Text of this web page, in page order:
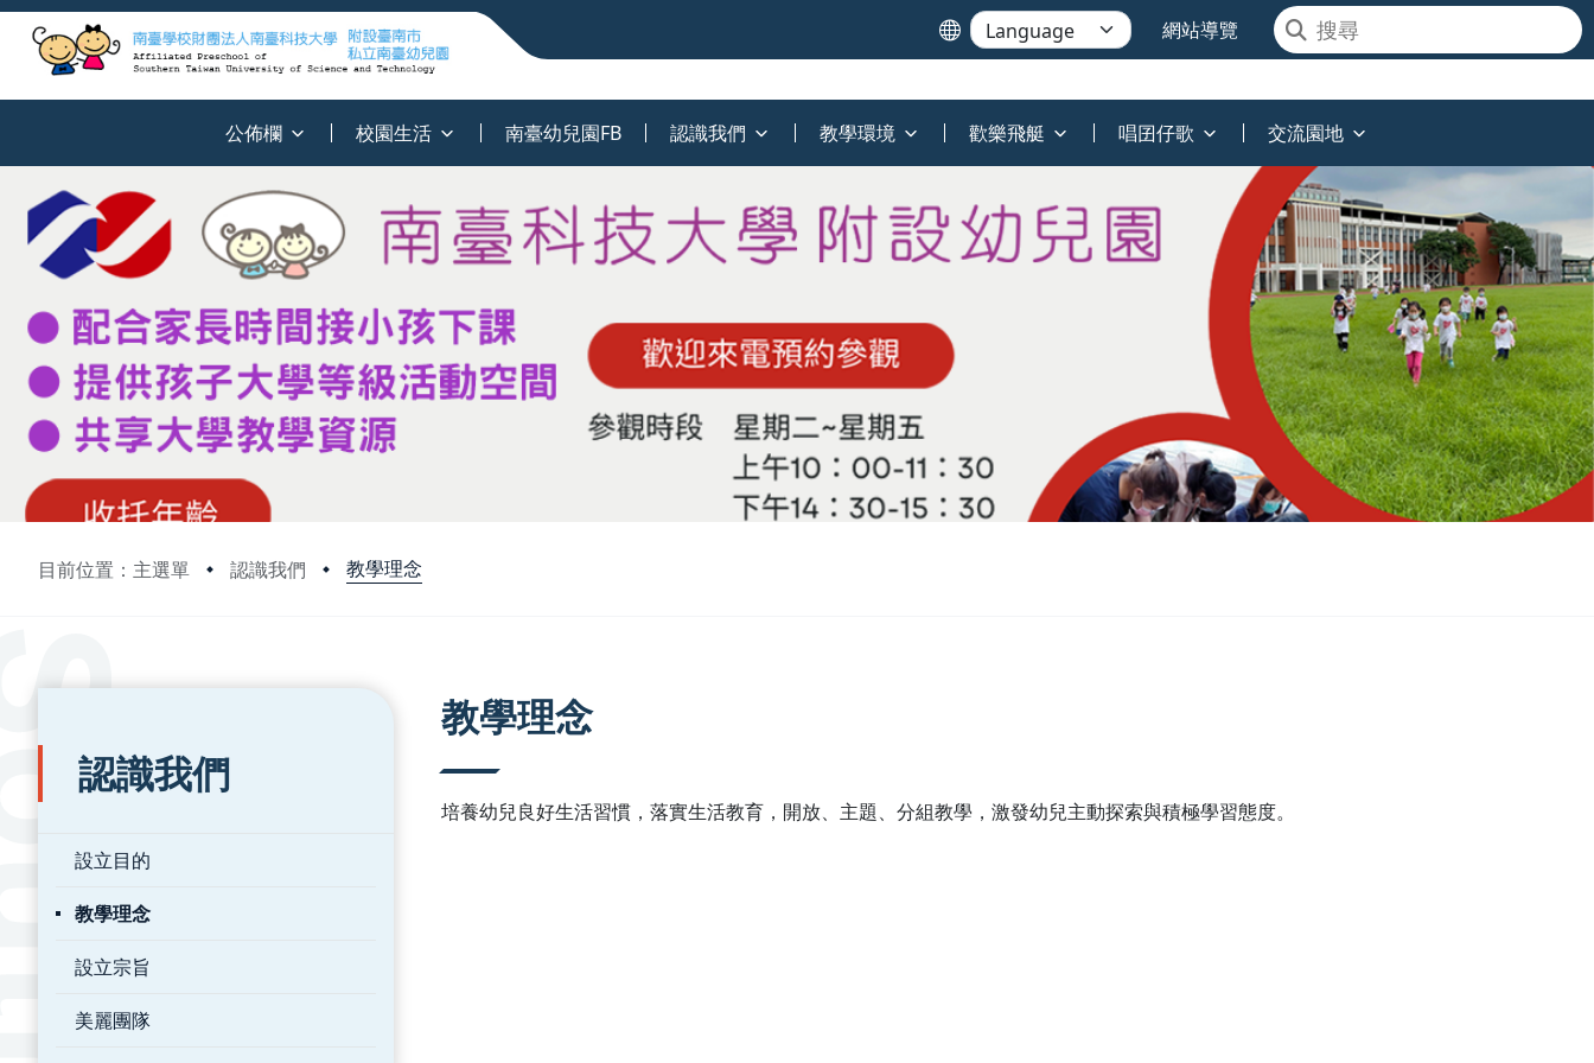
網站導覽
公佈欄 校園生活 南臺幼兒園FB 認識我們 教學環境 歡樂飛艇 唱囝仔歌 交流園地
目前位置：主選單 認識我們 教學理念
:::
認識我們
設立目的
教學理念
設立宗旨
美麗團隊
教學理念
培養幼兒良好生活習慣，落實生活教育，開放、主題、分組教學，激發幼兒主動探索與積極學習態度。